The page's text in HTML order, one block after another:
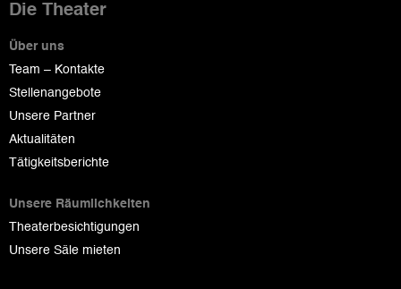
Die Theater
Über uns
Team – Kontakte
Stellenangebote
Unsere Partner
Aktualitäten
Tätigkeitsberichte
Unsere Räumlichkeiten
Theaterbesichtigungen
Unsere Säle mieten